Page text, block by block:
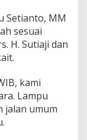
Setianto, MM
sesuai
H. Sutiaji dan
kami
Lampu
jalan umum